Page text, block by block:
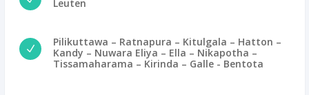
Leuten
N
Pilikuttawa – Ratnapura – Kitulgala – Hatton –
Kandy – Nuwara Eliya – Ella – Nikapotha –
Tissamaharama – Kirinda – Galle - Bentota